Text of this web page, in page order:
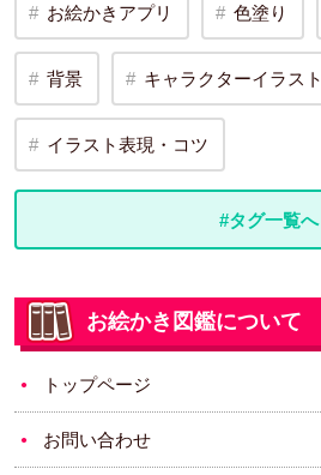
お絵かきアプリ 色塗り
背景 キャラクターイラスト
イラスト表現・コツ
#タグ一覧へ
お絵かき図鑑について
トップページ
お問い合わせ